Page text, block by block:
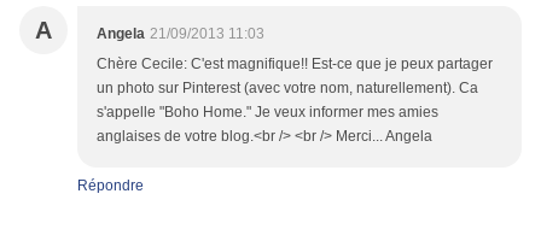
A Angela 21/09/2013 11:03
Chère Cecile: C'est magnifique!! Est-ce que je peux partager
un photo sur Pinterest (avec votre nom, naturellement). Ca
s'appelle "Boho Home." Je veux informer mes amies
anglaises de votre blog.<br /> <br /> Merci... Angela
Répondre